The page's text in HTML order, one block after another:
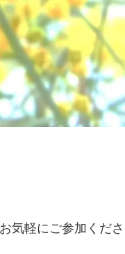
軽にご参加くださ